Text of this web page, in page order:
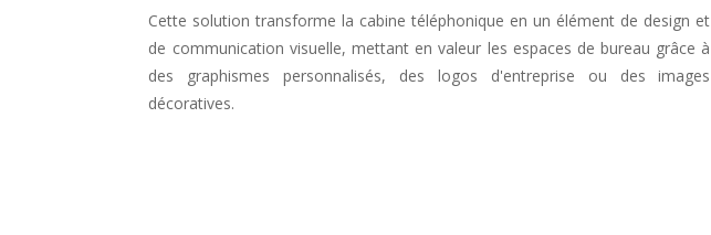
Cette solution transforme la cabine téléphonique en un élément de design et
de communication visuelle, mettant en valeur les espaces de bureau grâce à
des graphismes personnalisés, des logos d'entreprise ou des images
décoratives.